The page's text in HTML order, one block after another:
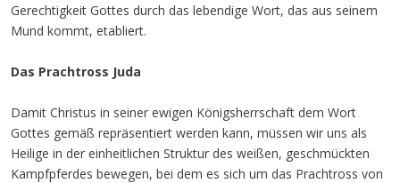
Gerechtigkeit Gottes durch das lebendige Wort, das aus seinem
Mund kommt, etabliert.
Das Prachtross Juda
Damit Christus in seiner ewigen Königsherrschaft dem Wort
Gottes gemäß repräsentiert werden kann, müssen wir uns als
Heilige in der einheitlichen Struktur des weißen, geschmückten
Kampfpferdes bewegen, bei dem es sich um das Prachtross von